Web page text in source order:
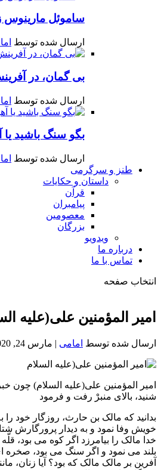
ساموئل مارینوس
ارسال شده توسط
بى گمان، در
ارسال شده توسط
بگو سنگ باشید
ارسال شده توسط
طنز و سرگرمی
داستان و حکایات
قرآن
پیامبران
معصومین
بزرگان
ویدویو
درباره ما
تماس با ما
انتخاب صفحه
خون
شمال
امیر المؤمنین على(علیه
ارسال شده توسط امامی | مارس 24, 2020
امیر المؤمنین على(علیه السلام) چون
شنید، بالاى منبرْ رفت و فرمود
بدانید که مالک بن حارث، روزگار خود را
خویش وفا نمود و به دیدار پرورگارش
خدا مالک را بیامرزد اگر کوه مى بود،
بلند مى نمود و اگر سنگ مى بود،
آفرین بر مالک مالک که بود؟ آیا زنان،